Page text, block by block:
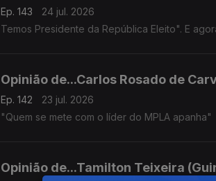
Ep. 143
24 jul. 2026
Temos Presidente da República Eleito". E
Opinião de...Carlos Rosado de
Ep. 142
23 jul. 2026
"Quem se mete com o líder do MPLA apanha"
Opinião de...Tamilton Teixeira